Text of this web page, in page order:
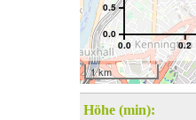
0.0 0.2
0.0
0.5
1 km
Höhe (min):